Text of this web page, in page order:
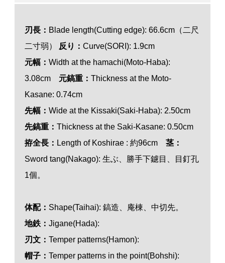
刃長： Blade length(Cutting edge): 66.6cm（二尺
二寸弱）
反り： Curve(SORI): 1.9cm
元幅： Width at the hamachi(Moto-Haba):
3.08cm 元鎬重： Thickness at the Moto-
Kasane: 0.74cm
先幅： Wide at the Kissaki(Saki-Haba): 2.50cm
先鎬重： Thickness at the Saki-Kasane: 0.50cm
拵全長： Length of Koshirae : 約96cm 茎：
Sword tang(Nakago): 生ぶ、勝手下鑢目、目釘孔
1個。
体配： Shape(Taihai): 鎬造、庵棟、中切先。
地鉄： Jigane(Hada):
刃文 ： Temper patterns(Hamon):
帽子： Temper patterns in the point(Bohshi):